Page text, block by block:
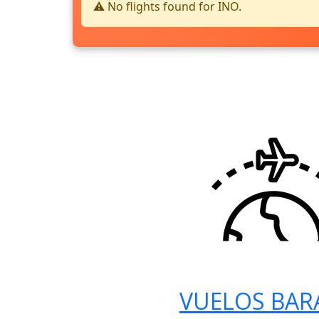
⚠️ No flights found for INO.
VUELOS